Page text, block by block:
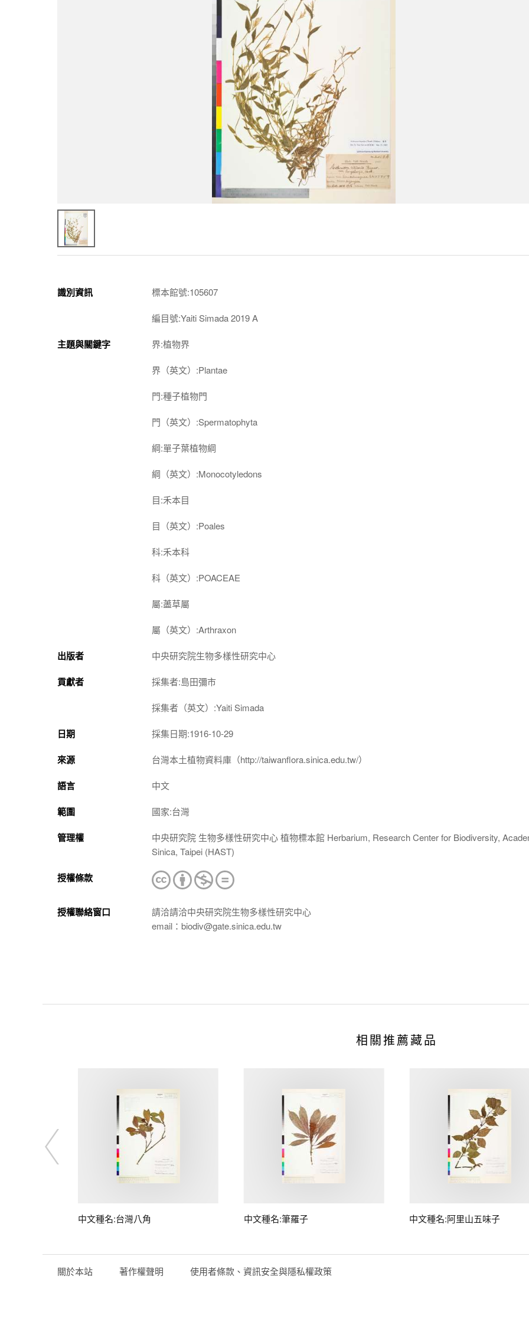
識別資訊 標本館號:105607
編目號:Yaiti Simada 2019 A
主題與關鍵字 界:植物界
界（英文）:Plantae
門:種子植物門
門（英文）:Spermatophyta
綱:單子葉植物綱
綱（英文）:Monocotyledons
目:禾本目
目（英文）:Poales
科:禾本科
科（英文）:POACEAE
屬:藎草屬
屬（英文）:Arthraxon
出版者 中央研究院生物多樣性研究中心
貢獻者 採集者:島田彌市
採集者（英文）:Yaiti Simada
日期 採集日期:1916-10-29
來源 台灣本土植物資料庫（http://taiwanflora.sinica.edu.tw/）
語言 中文
範圍 國家:台灣
管理權
中央研究院 生物多樣性研究中心 植物標本館 Herbarium, Research Center for Biodiversity,
Sinica, Taipei (HAST)
授權條款
授權聯絡窗口
請洽請洽中央研究院生物多樣性研究中心
email：biodiv@gate.sinica.edu.tw
相關推薦藏品
中文種名:台灣八角 中文種名:筆羅子 中文種名:阿里山五味子
關於本站 著作權聲明 使用者條款、資訊安全與隱私權政策